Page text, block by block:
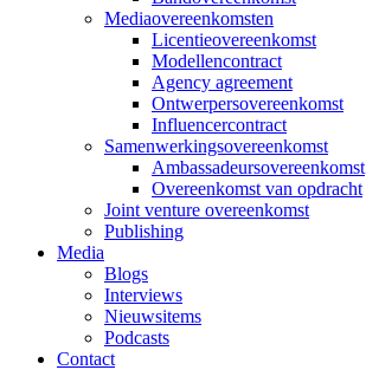
Mediaovereenkomsten
Licentieovereenkomst
Modellencontract
Agency agreement
Ontwerpersovereenkomst
Influencercontract
Samenwerkingsovereenkomst
Ambassadeursovereenkomst
Overeenkomst van opdracht
Joint venture overeenkomst
Publishing
Media
Blogs
Interviews
Nieuwsitems
Podcasts
Contact